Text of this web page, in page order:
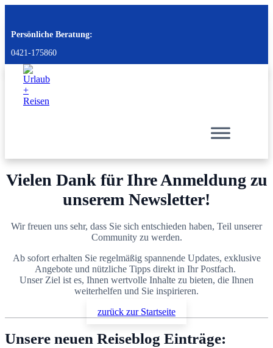
Persönliche Beratung:
0421-175860
Vielen Dank für Ihre Anmeldung zu
unserem Newsletter!
Wir freuen uns sehr, dass Sie sich entschieden haben, Teil unserer
Community zu werden.
Ab sofort erhalten Sie regelmäßig spannende Updates, exklusive
Angebote und nützliche Tipps direkt in Ihr Postfach.
Unser Ziel ist es, Ihnen wertvolle Inhalte zu bieten, die Ihnen
weiterhelfen und Sie inspirieren.
zurück zur Startseite
Unsere neuen Reiseblog Einträge: